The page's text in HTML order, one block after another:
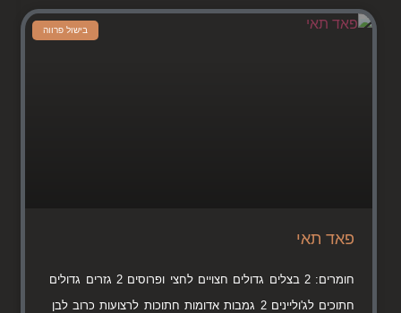
בישול פרווה
פאד תאי
חומרים: 2 בצלים גדולים חצויים לחצי ופרוסים 2 גזרים גדולים
חתוכים לג'וליינים 2 גמבות אדומות חתוכות לרצועות כרוב לבן